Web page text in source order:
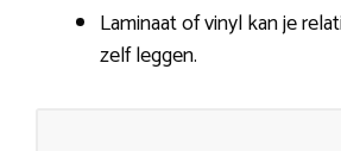
Laminaat of vinyl kan je
zelf leggen.